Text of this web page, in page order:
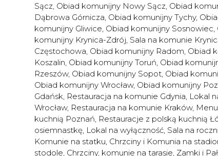
Sącz, Obiad komunijny Nowy Sącz, Obiad
Dąbrowa Górnicza, Obiad komunijny Tychy,
komunijny Gliwice, Obiad komunijny Sosnowiec,
komunijny Krynica-Zdrój, Sala na komunie
Częstochowa, Obiad komunijny Radom, Obiad
Koszalin, Obiad komunijny Toruń, Obiad
Rzeszów, Obiad komunijny Sopot, Obiad
Obiad komunijny Wrocław, Obiad komunijny
Gdańsk, Restauracja na komunie Gdynia, Lokal
Wrocław, Restauracja na komunie Kraków,
kuchnią Poznań, Restauracje z polską kuchnią
osiemnastkę, Lokal na wyłączność, Sala na
Komunie na statku, Chrzciny i Komunia na
stodole, Chrzciny, komunie na tarasie, Zamki i